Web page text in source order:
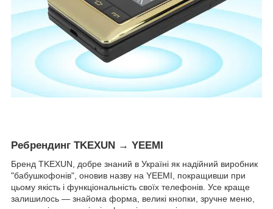
Ребрендинг TKEXUN → YEEMI
Бренд TKEXUN, добре знаний в Україні як надійний виробник
"бабушкофонів", оновив назву на YEEMI, покращивши при
цьому якість і функціональність своїх телефонів. Усе краще
залишилось — знайома форма, великі кнопки, зручне меню,